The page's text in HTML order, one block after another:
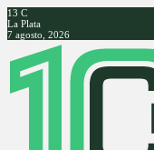
13 C
La Plata
7 agosto, 2026
Facebook
Twitter
Instagram
Youtube